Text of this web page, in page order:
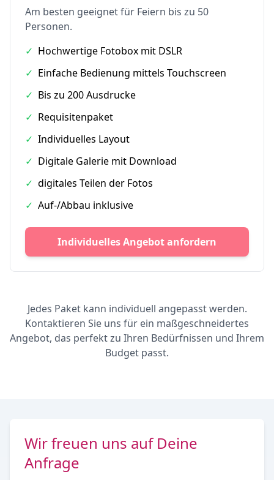
Am besten geeignet für Feiern bis zu 50
Personen.
✓ Hochwertige Fotobox mit DSLR
✓ Einfache Bedienung mittels Touchscreen
✓ Bis zu 200 Ausdrucke
✓ Requisitenpaket
✓ Individuelles Layout
✓ Digitale Galerie mit Download
✓ digitales Teilen der Fotos
✓ Auf-/Abbau inklusive
Individuelles Angebot anfordern
Jedes Paket kann individuell angepasst werden.
Kontaktieren Sie uns für ein maßgeschneidertes
Angebot, das perfekt zu Ihren Bedürfnissen und Ihrem
Budget passt.
Wir freuen uns auf Deine
Anfrage